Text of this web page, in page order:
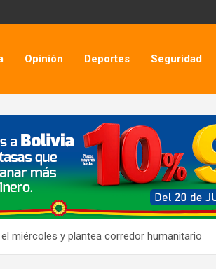
Opinión Deportes Seguridad
miércoles y plantea corredor humanitario